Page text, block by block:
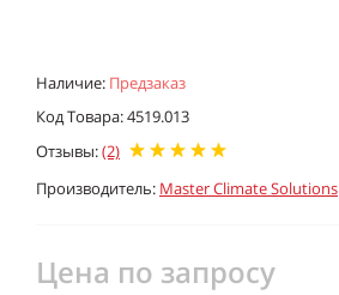
Наличие: Предзаказ
Код Товара: 4519.013
Отзывы:(2)
Производитель: Master Climate Solutions
Цена по запросу